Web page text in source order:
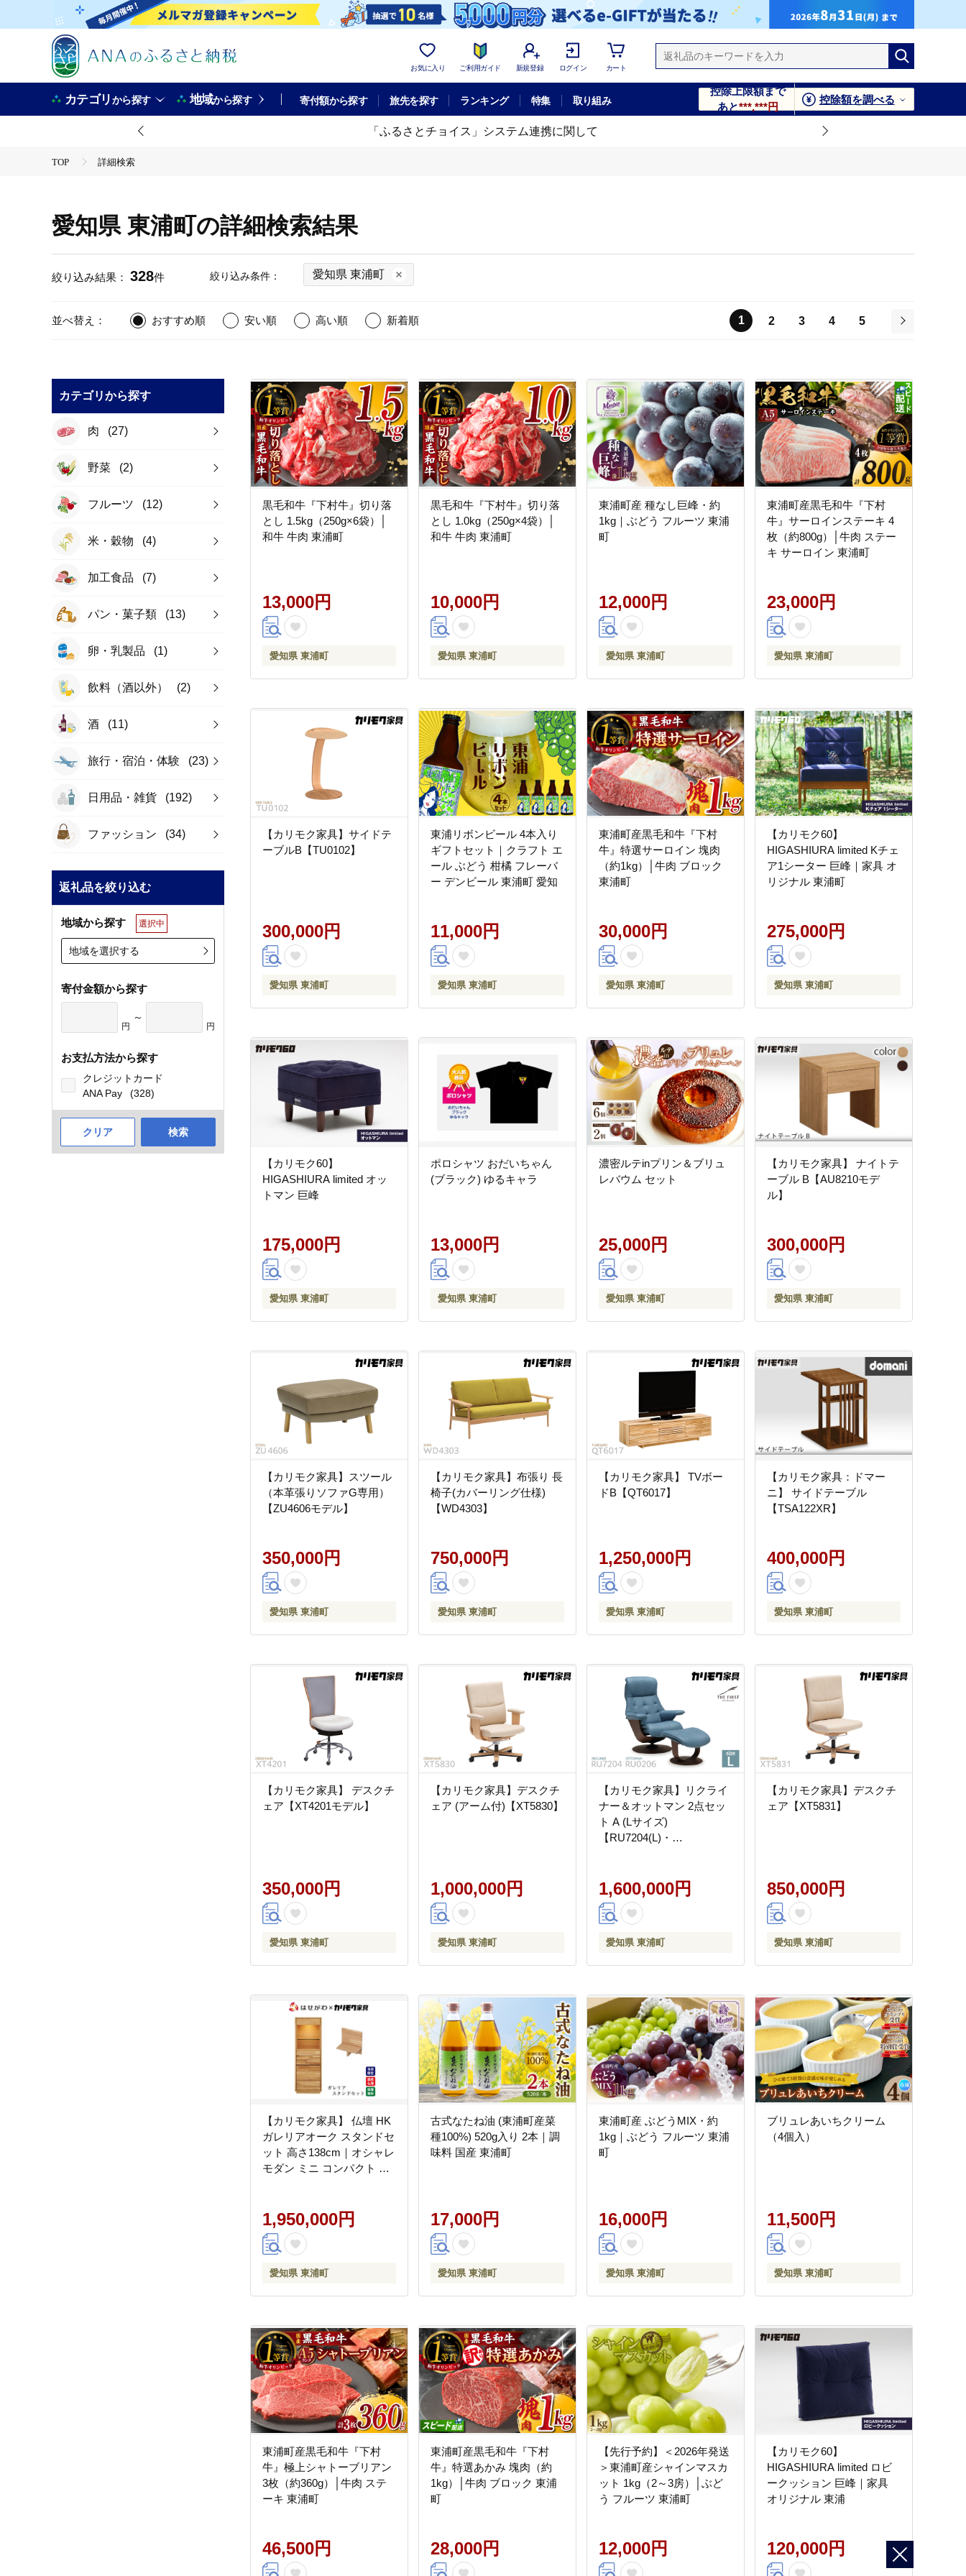
お気に入り ご利用ガイド 新規登録 ログイン カート
カテゴリから探す 地域から探す 寄付額から探す 旅先を探す ランキング 特集 取り組み
控除上限額まで
あと***,***円
控除額を調べる
「ふるさとチョイス」システム連携に関して
TOP 詳細検索
愛知県 東浦町の詳細検索結果
絞り込み結果： 328件 絞り込み条件： 愛知県 東浦町
並べ替え： おすすめ順 安い順 高い順 新着順 1 2 3 4
5
カテゴリから探す
肉 (27)
野菜 (2)
フルーツ (12)
米・穀物 (4)
加工食品 (7)
パン・菓子類 (13)
卵・乳製品 (1)
飲料（酒以外） (2)
酒 (11)
旅行・宿泊・体験 (23)
日用品・雑貨 (192)
ファッション (34)
返礼品を絞り込む
地域から探す 選択中
地域を選択する
寄付金額から探す
円
～
円
お支払方法から探す
クレジットカード
ANA Pay
(328)
クリア 検索
黒毛和牛『下村牛』切り落
とし 1.5kg（250g×6袋）│
和牛 牛肉 東浦町
13,000円
愛知県 東浦町
黒毛和牛『下村牛』切り落
とし 1.0kg（250g×4袋）│
和牛 牛肉 東浦町
10,000円
愛知県 東浦町
東浦町産 種なし巨峰・約
1kg｜ぶどう フルーツ 東浦
町
12,000円
愛知県 東浦町
東浦町産黒毛和牛『下村
牛』サーロインステーキ 4
枚（約800g）│牛肉 ステー
キ サーロイン 東浦町
23,000円
愛知県 東浦町
【カリモク家具】サイドテ
ーブルB【TU0102】
300,000円
愛知県 東浦町
東浦リボンビール 4本入り
ギフトセット｜クラフト エ
ール ぶどう 柑橘 フレーバ
ー デンビール 東浦町 愛知
11,000円
愛知県 東浦町
東浦町産黒毛和牛『下村
牛』特選サーロイン 塊肉
（約1kg）│牛肉 ブロック
東浦町
30,000円
愛知県 東浦町
【カリモク60】
HIGASHIURA limited Kチェ
ア1シーター 巨峰｜家具 オ
リジナル 東浦町
275,000円
愛知県 東浦町
【カリモク60】
HIGASHIURA limited オッ
トマン 巨峰
175,000円
愛知県 東浦町
ポロシャツ おだいちゃん
(ブラック) ゆるキャラ
13,000円
愛知県 東浦町
濃密ルテinプリン＆ブリュ
レバウム セット
25,000円
愛知県 東浦町
【カリモク家具】 ナイトテ
ーブル B【AU8210モデ
ル】
300,000円
愛知県 東浦町
【カリモク家具】スツール
（本革張りソファG専用）
【ZU4606モデル】
350,000円
愛知県 東浦町
【カリモク家具】布張り 長
椅子(カバーリング仕様)
【WD4303】
750,000円
愛知県 東浦町
【カリモク家具】 TVボー
ドB【QT6017】
1,250,000円
愛知県 東浦町
【カリモク家具：ドマー
ニ】 サイドテーブル
【TSA122XR】
400,000円
愛知県 東浦町
【カリモク家具】 デスクチ
ェア【XT4201モデル】
350,000円
愛知県 東浦町
【カリモク家具】デスクチ
ェア (アーム付)【XT5830】
1,000,000円
愛知県 東浦町
【カリモク家具】リクライ
ナー＆オットマン 2点セッ
ト A (Lサイズ)
【RU7204(L)・
1,600,000円
愛知県 東浦町
【カリモク家具】デスクチ
ェア【XT5831】
850,000円
愛知県 東浦町
【カリモク家具】 仏壇 HK
ガレリアオーク スタンドセ
ット 高さ138cm｜オシャレ
モダン ミニ コンパクト 国
1,950,000円
愛知県 東浦町
古式なたね油 (東浦町産菜
種100%) 520g入り 2本｜調
味料 国産 東浦町
17,000円
愛知県 東浦町
東浦町産 ぶどうMIX・約
1kg｜ぶどう フルーツ 東浦
町
16,000円
愛知県 東浦町
ブリュレあいちクリーム
（4個入）
11,500円
愛知県 東浦町
東浦町産黒毛和牛『下村
牛』極上シャトーブリアン
3枚（約360g）│牛肉 ステ
ーキ 東浦町
46,500円
東浦町産黒毛和牛『下村
牛』特選あかみ 塊肉（約
1kg）│牛肉 ブロック 東浦
町
28,000円
【先行予約】＜2026年発送
＞東浦町産シャインマスカ
ット 1kg（2～3房）│ぶど
う フルーツ 東浦町
12,000円
【カリモク60】
HIGASHIURA limited ロビ
ークッション 巨峰｜家具
オリジナル 東浦
120,000円